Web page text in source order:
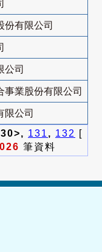
份有限公司
公司
事業股份有限公司
限公司
131 , 132
[
筆資料